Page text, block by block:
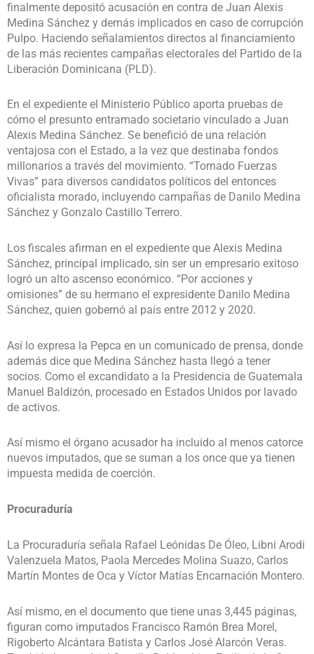
finalmente depositó acusación en contra de Juan Alexis
Medina Sánchez y demás implicados en caso de corrupción
Pulpo. Haciendo señalamientos directos al financiamiento
de las más recientes campañas electorales del Partido de la
Liberación Dominicana (PLD).
En el expediente el Ministerio Público aporta pruebas de
cómo el presunto entramado societario vinculado a Juan
Alexis Medina Sánchez. Se benefició de una relación
ventajosa con el Estado, a la vez que destinaba fondos
millonarios a través del movimiento. “Tornado Fuerzas
Vivas” para diversos candidatos políticos del entonces
oficialista morado, incluyendo campañas de Danilo Medina
Sánchez y Gonzalo Castillo Terrero.
Los fiscales afirman en el expediente que Alexis Medina
Sánchez, principal implicado, sin ser un empresario exitoso
logró un alto ascenso económico. “Por acciones y
omisiones” de su hermano el expresidente Danilo Medina
Sánchez, quien gobernó al país entre 2012 y 2020.
Así lo expresa la Pepca en un comunicado de prensa, donde
además dice que Medina Sánchez hasta llegó a tener
socios. Como el excandidato a la Presidencia de Guatemala
Manuel Baldizón, procesado en Estados Unidos por lavado
de activos.
Así mismo el órgano acusador ha incluido al menos catorce
nuevos imputados, que se suman a los once que ya tienen
impuesta medida de coerción.
Procuraduría
La Procuraduría señala Rafael Leónidas De Óleo, Libni Arodi
Valenzuela Matos, Paola Mercedes Molina Suazo, Carlos
Martín Montes de Oca y Víctor Matías Encarnación Montero.
Así mismo, en el documento que tiene unas 3,445 páginas,
figuran como imputados Francisco Ramón Brea Morel,
Rigoberto Alcántara Batista y Carlos José Alarcón Veras.